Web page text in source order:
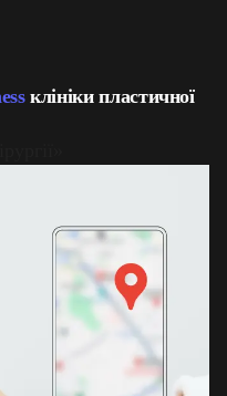
клініки пластичної